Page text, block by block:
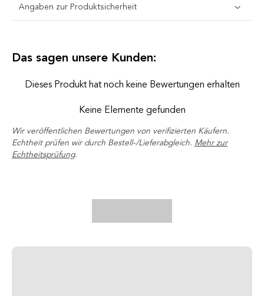
Angaben zur Produktsicherheit
Das sagen unsere Kunden:
Dieses Produkt hat noch keine Bewertungen erhalten
Keine Elemente gefunden
Wir veröffentlichen Bewertungen von verifizierten Käufern.
Echtheit prüfen wir durch Bestell-/Lieferabgleich. Mehr zur
Echtheitsprüfung.